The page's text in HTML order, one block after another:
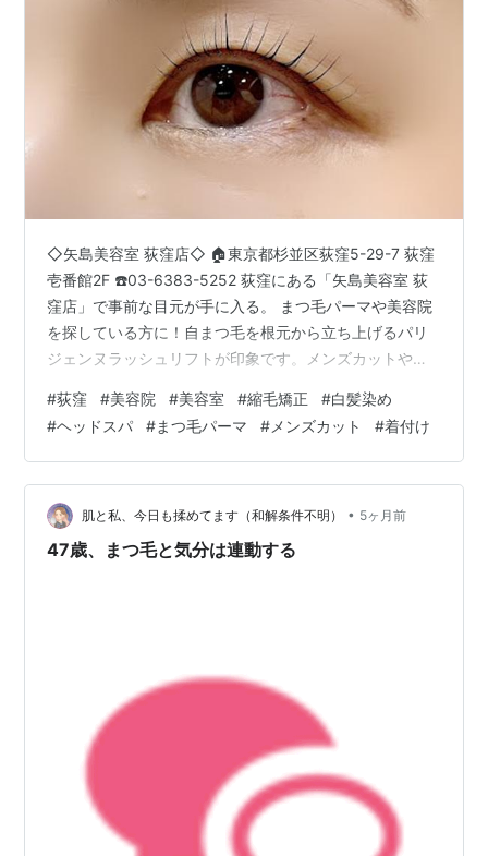
◇矢島美容室 荻窪店◇ 🏠東京都杉並区荻窪5-29-7 荻窪
壱番館2F ☎️03-6383-5252 荻窪にある「矢島美容室 荻
窪店」で事前な目元が手に入る。 まつ毛パーマや美容院
を探している方に！自まつ毛を根元から立ち上げるパリ
ジェンヌラッシュリフトが印象です。メンズカットや白
窪店」がおすすめ！ （Google投稿より引用） 【 荻窪で
自まつ毛が長く見える最新まつげパーマ 】 荻窪駅から徒
歩1分にある『矢島美容室 荻窪店』です。 「メイクを落
としても可愛い私でいたい！」そんな願い、荻窪の当サ
ロンで叶えませんか？ 自然体で美しい、そんな自分に…
#荻窪 #美容院 #美容室 #縮毛矯正 #白髪染め
#ヘッドスパ #まつ毛パーマ # メンズカット #着付け
肌と私、今日も揉めてます（和解条件不明） • 5ヶ月前
47歳、まつ毛と気分は連動する